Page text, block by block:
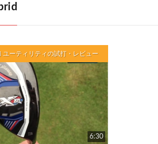
ユーティリティの試打・レビュー
6:30